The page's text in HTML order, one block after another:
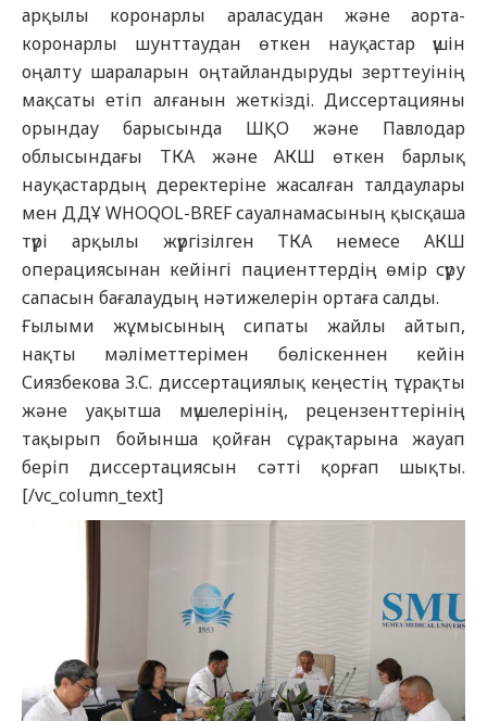
арқылы коронарлы араласудан және аорта-
коронарлы шунттаудан өткен науқастар үшін
оңалту шараларын оңтайландыруды зерттеуінің
мақсаты етіп алғанын жеткізді. Диссертацияны
орындау барысында ШҚО және Павлодар
облысындағы ТКА және АКШ өткен барлық
науқастардың деректеріне жасалған талдаулары
мен ДДҰ WHOQOL-BREF сауалнамасының қысқаша
түрі арқылы жүргізілген ТКА немесе АКШ
операциясынан кейінгі пациенттердің өмір сүру
сапасын бағалаудың нәтижелерін ортаға салды.
Ғылыми жұмысының сипаты жайлы айтып,
нақты мәліметтерімен бөліскеннен кейін
Сиязбекова З.С. диссертациялық кеңестің тұрақты
және уақытша мүшелерінің, рецензенттерінің
тақырып бойынша қойған сұрақтарына жауап
беріп диссертациясын сәтті қорғап шықты.
[/vc_column_text]